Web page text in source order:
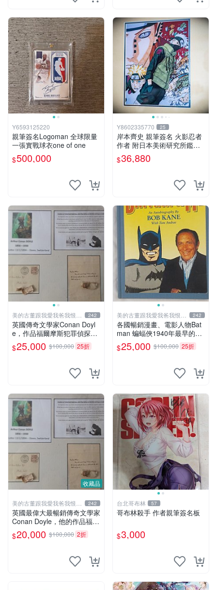
Y6593125220
親筆簽名Logoman 全球限量
一張實戰球衣one of one
$500,000
Y8602335770 25
岸本齊史 親筆簽名 火影忍者
作者 附日本美術研究所鑑定
證明書 卡卡西 培英 鳴人 非
佐助 GEM Tsume 曉
$36,880
美的古董跟我愛我爸我恨壞
人
242
英國傳奇文學家Conan Doyl
e，作品福爾摩斯犯罪偵探集
在250國暢銷文學、電影，作
品出現犯罪高手顯示警察不聰
案，限量鑑定簽名信件
$25,000 $100,000 25折
美的古董跟我愛我爸我恨壞
人
242
各國暢銷漫畫、電影人物Bat
man 蝙蝠俠1940年最早的創
作者，這本書是Batman and
me 是Bob Kane 1990年出的
$25,000 $100,000 25折
收藏品
美的古董跟我愛我爸我恨壞
人
242
英國最偉大最暢銷傳奇文學家
Conan Doyle，他的作品福爾
摩斯犯罪偵探集在250國暢銷
文學小說、電影
$20,000 $100,000 2折
台北哥布林 57
哥布林殺手 作者親筆簽名板
$3,000